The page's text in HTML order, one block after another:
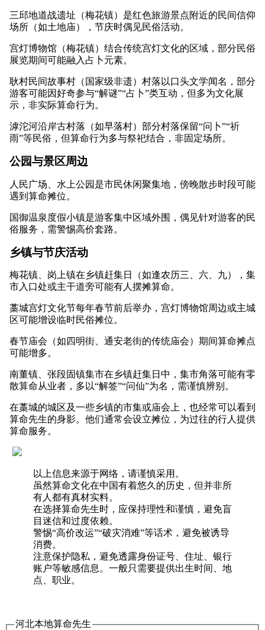
三邱地道战遗址（梅花镇）是红色旅游景点附近的民间信仰
场所（如土地庙），节庆时偶见民俗活动。
宫灯博物馆（梅花镇）结合传统宫灯文化的区域，部分民俗
展览期间可能融入占卜元素。
耿村民间故事村（国家级非遗）村落以口头文学闻名，部分
游客可能因好奇参与“解谜”“占卜”类互动，但多为文化展
示，非实际算命行为。
滹沱河沿岸古村落（如早落村）部分村落保留“问卜”“祈
雨”等民俗，但算命行为多与祭祀结合，非固定场所。
公园与景区周边
人民广场、水上公园是市民休闲聚集地，傍晚散步时段可能
遇到算命摊位。
国御温泉度假小镇是游客集中区域外围，偶见针对游客的民
俗服务，需警惕高价套路。
乡镇与节庆活动
梅花镇、岗上镇在乡镇赶集日（如逢农历三、六、九），集
市入口处或主干道旁可能有人摆摊算命。
藁城宫灯文化节每年春节前后举办，宫灯博物馆周边或主城
区可能增设临时民俗摊位。
春节庙会（如四明街、通安老街的传统庙会）期间算命摊点
可能增多。
南董镇、张段固镇集市在乡镇赶集日中，集市角落可能有零
散算命从业者，多以“解签”“问仙”为名，需谨慎辨别。
在藁城的城区及一些乡镇的市集或庙会上，也经常可以看到
算命先生的身影。他们通常会设立摊位，为过往的行人提供
算命服务。
以上信息来源于网络，请谨慎采用。
虽然算命文化在中国有着悠久的历史，但并非所
有人都有真材实料。
在选择算命先生时，应保持理性和谨慎，避免盲
目迷信和过度依赖。
警惕“高价改运”“破灾消难”等话术，避免被诱导
消费。
注意保护隐私，避免透露身份证号、住址、银行
账户等敏感信息。一般只需要提供出生时间、地
点、职业。
河北本地算命先生